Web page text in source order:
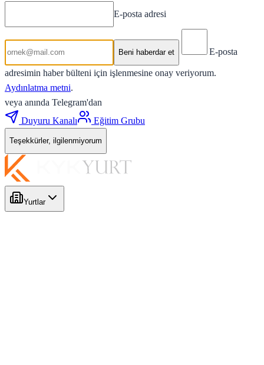
E-posta adresi
Beni haberdar et E-posta
adresimin haber bülteni için işlenmesine onay veriyorum.
Aydınlatma metni.
veya anında Telegram'dan
Duyuru Kanalı
Eğitim Grubu
Teşekkürler, ilgilenmiyorum
Yurtlar